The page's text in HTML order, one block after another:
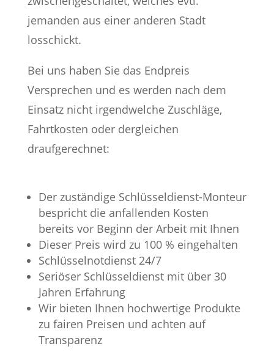
jemanden aus einer anderen Stadt
losschickt.
Bei uns haben Sie das Endpreis
Versprechen und es werden nach dem
Einsatz nicht irgendwelche Zuschläge,
Fahrtkosten oder dergleichen
draufgerechnet:
Der zuständige Schlüsseldienst-Monteur
bespricht die anfallenden Kosten
bereits vor Beginn der Arbeit mit Ihnen
Dieser Preis wird zu 100 % eingehalten
Schlüsselnotdienst 24/7
Seriöser Schlüsseldienst mit über 30
Jahren Erfahrung
Wir bieten Ihnen hochwertige Produkte
zu fairen Preisen und achten auf
Transparenz